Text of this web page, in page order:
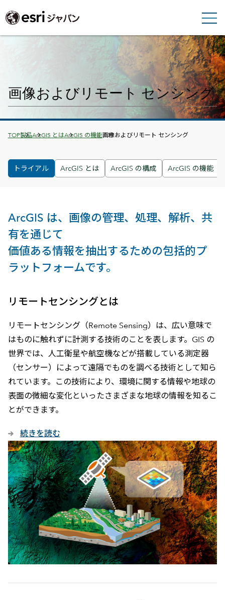
ArcGIS とは ArcGIS の構成 ArcGIS の機能
トライアル
画像およびリモート センシング
Breadcrumbs
TOP製品ArcGIS とはArcGIS の機能画像およびリモート センシング
ArcGIS は、画像の管理、処理、解析、共
有を通じて
価値ある情報を抽出するための包括的プ
ラットフォームです。
リモートセンシングとは
リモートセンシング（Remote Sensing）は、広い意味で
はものに触れずに計測する技術のことを表します。GIS の
世界では、人工衛星や航空機などが搭載している測定器
（センサー）によって遠隔でものを調べる技術として知ら
れています。この技術により、環境に関する情報や地球の
表面の微細な変化といったさまざまな地球の情報を知るこ
とができます。
続きを読む